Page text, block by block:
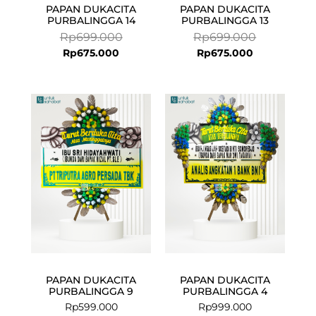
PAPAN DUKACITA
PURBALINGGA 14
Rp699.000
Rp675.000
PAPAN DUKACITA
PURBALINGGA 13
Rp699.000
Rp675.000
PAPAN DUKACITA
PURBALINGGA 9
Rp599.000
PAPAN DUKACITA
PURBALINGGA 4
Rp999.000